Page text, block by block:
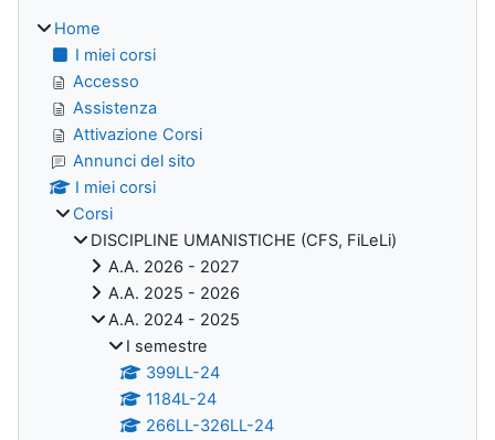
Home
I miei corsi
Accesso
Assistenza
Attivazione Corsi
Annunci del sito
I miei corsi
Corsi
DISCIPLINE UMANISTICHE (CFS, FiLeLi)
A.A. 2026 - 2027
A.A. 2025 - 2026
A.A. 2024 - 2025
I semestre
399LL-24
1184L-24
266LL-326LL-24